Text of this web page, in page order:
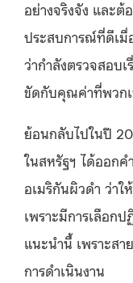
อย่างจริงจัง และต้
ประสบการณ์ที่ดีเมื่
ว่ากำลังตรวจสอบ
ขัดกับคุณค่าที่พวกเ
ย้อนกลับไปในปี
ในสหรัฐฯ ได้ออกค
อเมริกันผิวดำ ว่า
เพราะมีการเลือก
แนะนำนี้ เพราะสา
การดำเนินงาน